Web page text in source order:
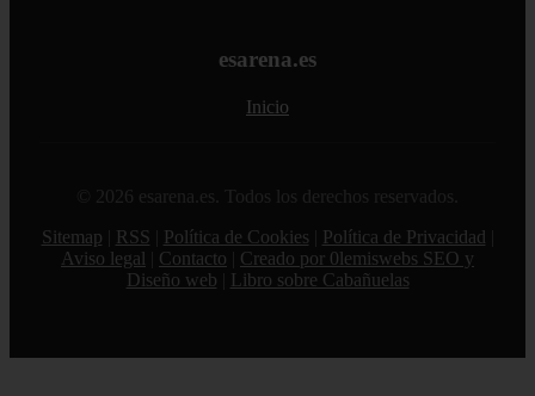
esarena.es
Inicio
© 2026 esarena.es. Todos los derechos reservados.
Sitemap
RSS Política de Cookies Política de Privacidad
Aviso legal
Contacto
Creado por 0lemiswebs SEO y
Diseño web
Libro sobre Cabañuelas